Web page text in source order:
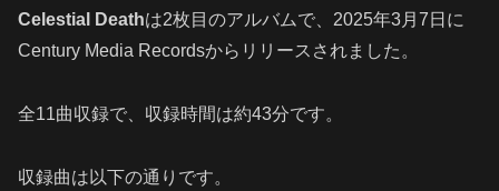
Celestial Deathは2枚目のアルバムで、2025年3月7日に
Century Media Recordsからリリースされました。
全11曲収録で、収録時間は約43分です。
収録曲は以下の通りです。